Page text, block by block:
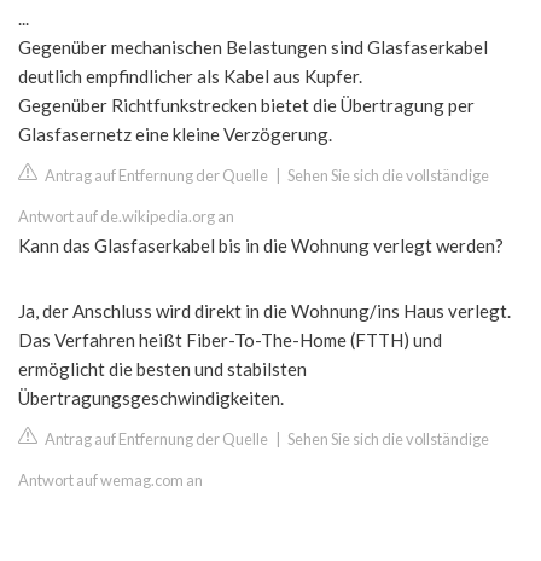
...
Gegenüber mechanischen Belastungen sind Glasfaserkabel
deutlich empfindlicher als Kabel aus Kupfer.
Gegenüber Richtfunkstrecken bietet die Übertragung per
Glasfasernetz eine kleine Verzögerung.
Antrag auf Entfernung der Quelle Sehen Sie sich die vollständige
Antwort auf de.wikipedia.org an
Kann das Glasfaserkabel bis in die Wohnung verlegt werden?
Ja, der Anschluss wird direkt in die Wohnung/ins Haus verlegt.
Das Verfahren heißt Fiber-To-The-Home (FTTH) und
ermöglicht die besten und stabilsten
Übertragungsgeschwindigkeiten.
Antrag auf Entfernung der Quelle Sehen Sie sich die vollständige
Antwort auf wemag.com an